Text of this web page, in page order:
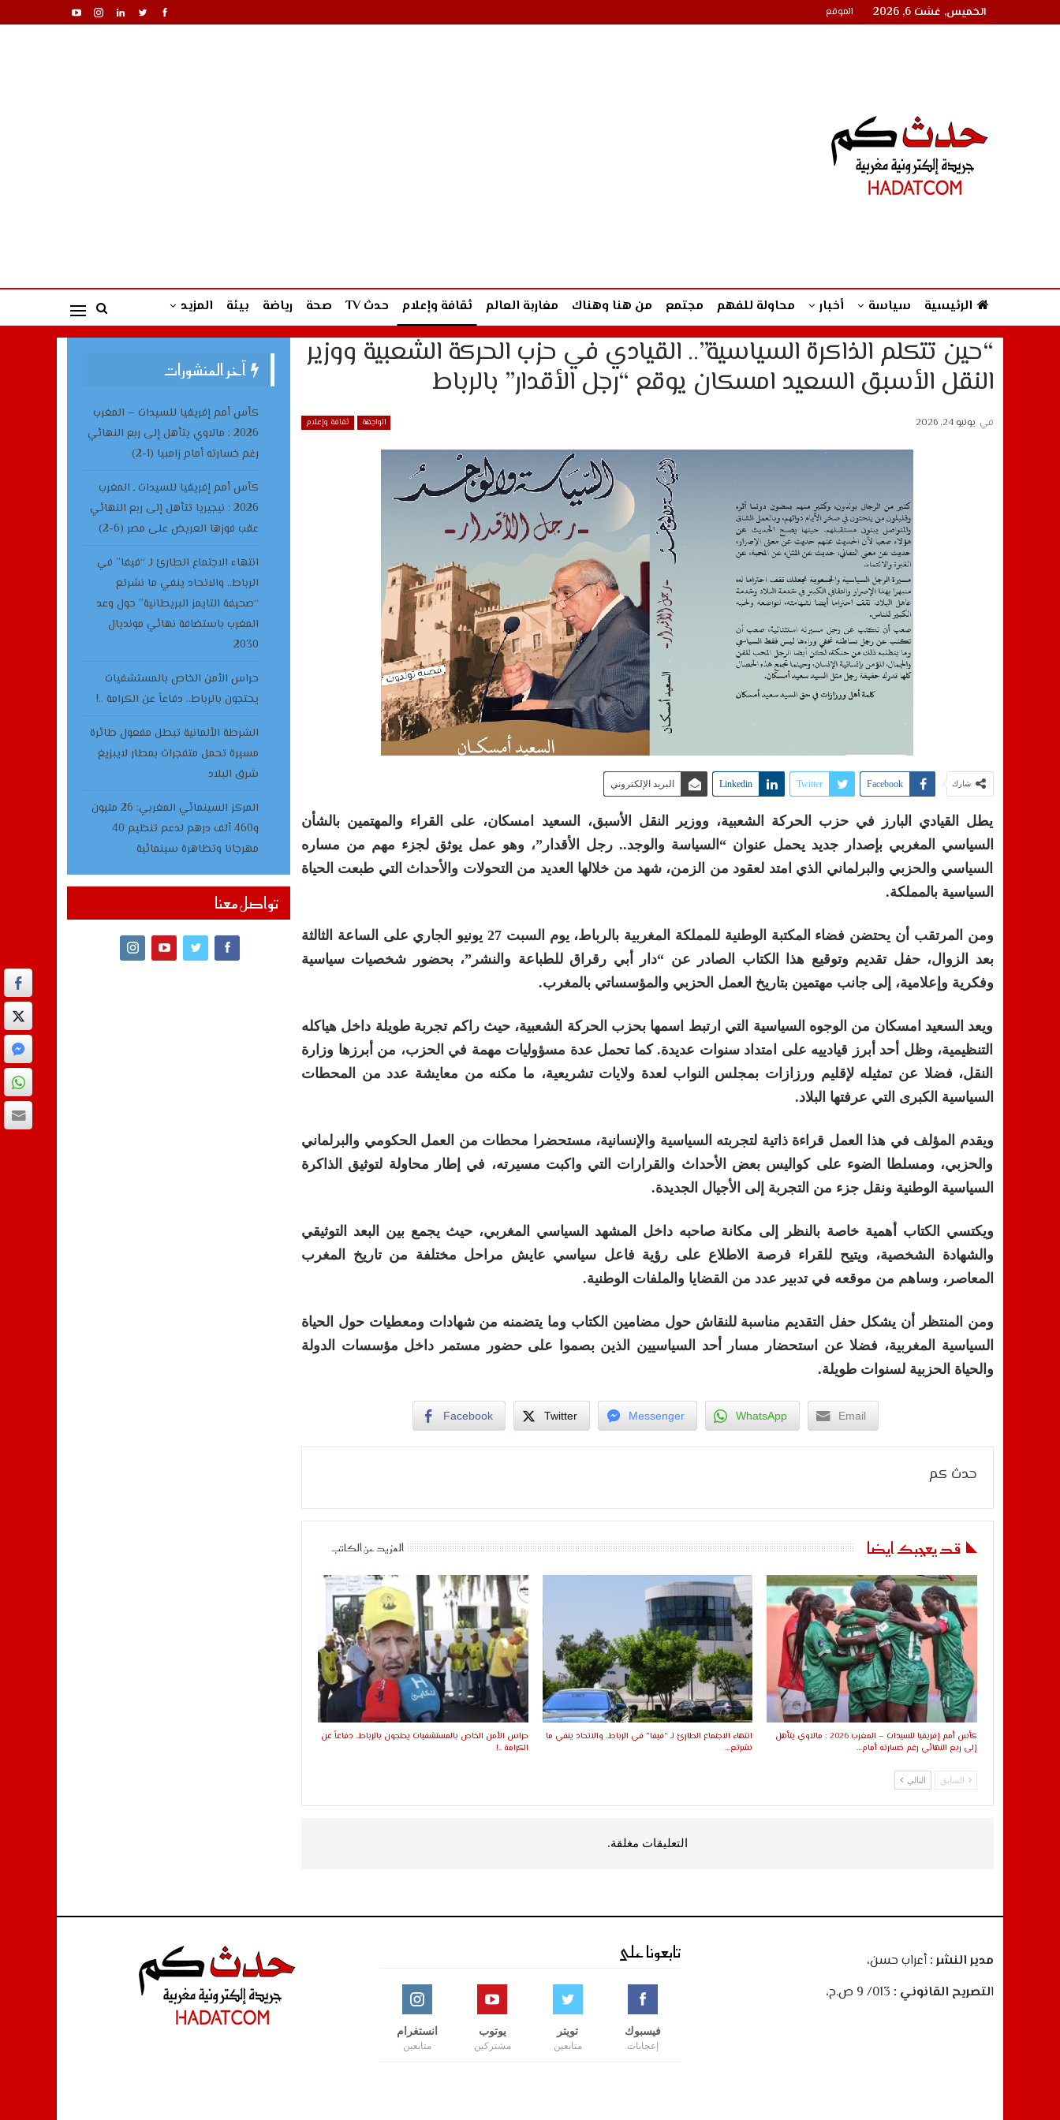
الخميس, غشت 6, 2026 الموقع
الرئيسية سياسة أخبار محاولة للفهم مجتمع من هنا وهناك مغاربة العالم ثقافة وإعلام حدث TV صحة رياضة بيئة المزيد
“حين تتكلم الذاكرة السياسية”.. القيادي في حزب الحركة الشعبية ووزير
النقل الأسبق السعيد امسكان يوقع “رجل الأقدار” بالرباط
الواجهة ثقافة وإعلام في يونيو 24, 2026
شارك Facebook
Twitter
Linkedin البريد الإلكتروني
يطل القيادي البارز في حزب الحركة الشعبية، ووزير النقل الأسبق، السعيد امسكان، على القراء والمهتمين بالشأن
السياسي المغربي بإصدار جديد يحمل عنوان “السياسة والوجد.. رجل الأقدار”، وهو عمل يوثق لجزء مهم من مساره
السياسي والحزبي والبرلماني الذي امتد لعقود من الزمن، شهد من خلالها العديد من التحولات والأحداث التي طبعت الحياة
السياسية بالمملكة.
ومن المرتقب أن يحتضن فضاء المكتبة الوطنية للمملكة المغربية بالرباط، يوم السبت 27 يونيو الجاري على الساعة الثالثة
بعد الزوال، حفل تقديم وتوقيع هذا الكتاب الصادر عن “دار أبي رقراق للطباعة والنشر”، بحضور شخصيات سياسية
وفكرية وإعلامية، إلى جانب مهتمين بتاريخ العمل الحزبي والمؤسساتي بالمغرب.
ويعد السعيد امسكان من الوجوه السياسية التي ارتبط اسمها بحزب الحركة الشعبية، حيث راكم تجربة طويلة داخل هياكله
التنظيمية، وظل أحد أبرز قيادييه على امتداد سنوات عديدة. كما تحمل عدة مسؤوليات مهمة في الحزب، من أبرزها وزارة
النقل، فضلا عن تمثيله لإقليم ورزازات بمجلس النواب لعدة ولايات تشريعية، ما مكنه من معايشة عدد من المحطات
السياسية الكبرى التي عرفتها البلاد.
ويقدم المؤلف في هذا العمل قراءة ذاتية لتجربته السياسية والإنسانية، مستحضرا محطات من العمل الحكومي والبرلماني
والحزبي، ومسلطا الضوء على كواليس بعض الأحداث والقرارات التي واكبت مسيرته، في إطار محاولة لتوثيق الذاكرة
السياسية الوطنية ونقل جزء من التجربة إلى الأجيال الجديدة.
ويكتسي الكتاب أهمية خاصة بالنظر إلى مكانة صاحبه داخل المشهد السياسي المغربي، حيث يجمع بين البعد التوثيقي
والشهادة الشخصية، ويتيح للقراء فرصة الاطلاع على رؤية فاعل سياسي عايش مراحل مختلفة من تاريخ المغرب
المعاصر، وساهم من موقعه في تدبير عدد من القضايا والملفات الوطنية.
ومن المنتظر أن يشكل حفل التقديم مناسبة للنقاش حول مضامين الكتاب وما يتضمنه من شهادات ومعطيات حول الحياة
السياسية المغربية، فضلا عن استحضار مسار أحد السياسيين الذين بصموا على حضور مستمر داخل مؤسسات الدولة
والحياة الحزبية لسنوات طويلة.
Facebook Twitter Messenger WhatsApp Email
حدث كم
قد يعجبك ايضا المزيد عن الكاتب
كأس أمم إفريقيا للسيدات – المغرب 2026 : مالاوي يتأهل
إلى ربع النهائي رغم خسارته أمام…
انتهاء الاجتماع الطارئ لـ “فيفا” في الرباط.. والاتحاد ينفي ما
نشرتع…
حراس الأمن الخاص بالمستشفيات يحتجون بالرباط.. دفاعاً عن
الكرامة ..!
السابق التالي
التعليقات مغلقة.
آخر المنشورات
كأس أمم إفريقيا للسيدات – المغرب
2026 : مالاوي يتأهل إلى ربع النهائي
رغم خسارته أمام زامبيا (1-2)
كأس أمم إفريقيا للسيدات ـ المغرب
2026 : نيجيريا تتأهل إلى ربع النهائي
عقب فوزها العريض على مصر (6-2)
انتهاء الاجتماع الطارئ لـ “فيفا” في
الرباط.. والاتحاد ينفي ما نشرتع
“صحيفة التايمز البريطانية” حول وعد
المغرب باستضافة نهائي مونديال
2030
حراس الأمن الخاص بالمستشفيات
يحتجون بالرباط.. دفاعاً عن الكرامة ..!
الشرطة الألمانية تبطل مفعول طائرة
مسيرة تحمل متفجرات بمطار لايبزيغ
شرق البلاد
المركز السينمائي المغربي: 26 مليون
و460 ألف درهم لدعم تنظيم 40
مهرجانا وتظاهرة سينمائية
تواصل معنا
مدير النشر :أعراب حسن،
التصريح القانوني :
تابعونا على
فيسبوك
إعجابات
تويتر
متابعين
يوتوب
مشتركين
انستغرام
متابعين